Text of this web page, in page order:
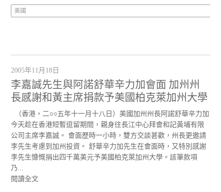
美國
2005年11月18日
李嘉誠先生與阿諾舒華辛力加會面 加州州
長感謝和黃主席捐款予美國柏克萊加州大學
（香港，二○○五年十一月十八日）美國加州州長阿諾舒華辛力加
今天趁在香港短暫逗留期間，親身往長江中心拜會和記黃埔有限
公司主席李嘉誠。 會面歷時一小時，雙方交談甚歡，州長更邀請
李先生考慮到加州投資。 舒華辛力加先生在會面時，又特別感謝
李先生慷慨捐出四千萬美元予美國柏克萊加州大學。該筆款項
乃...
閱讀全文